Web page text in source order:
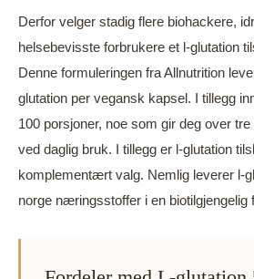
Derfor velger stadig flere biohackere,
helsebevisste forbrukere et l-glutation
Denne formuleringen fra Allnutrition
glutation per vegansk kapsel. I tillegg
100 porsjoner, noe som gir deg over
ved daglig bruk. I tillegg er l-glutation
komplementært valg. Nemlig leverer l-
norge næringsstoffer i en biotilgjengelig